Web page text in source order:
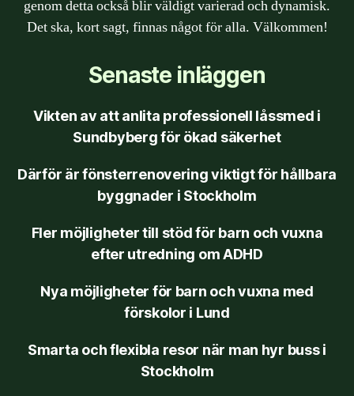
genom detta också blir väldigt varierad och dynamisk.
Det ska, kort sagt, finnas något för alla. Välkommen!
Senaste inläggen
Vikten av att anlita professionell låssmed i
Sundbyberg för ökad säkerhet
Därför är fönsterrenovering viktigt för hållbara
byggnader i Stockholm
Fler möjligheter till stöd för barn och vuxna
efter utredning om ADHD
Nya möjligheter för barn och vuxna med
förskolor i Lund
Smarta och flexibla resor när man hyr buss i
Stockholm